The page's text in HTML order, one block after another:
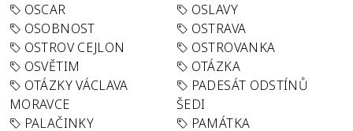
OSCAR
OSLAVY
OSOBNOST
OSTRAVA
OSTROV CEJLON
OSTROVANKA
OSVĚTIM
OTÁZKA
OTÁZKY VÁCLAVA
MORAVCE
PADESÁT ODSTÍNŮ
ŠEDI
PALAČINKY
PAMÁTKA